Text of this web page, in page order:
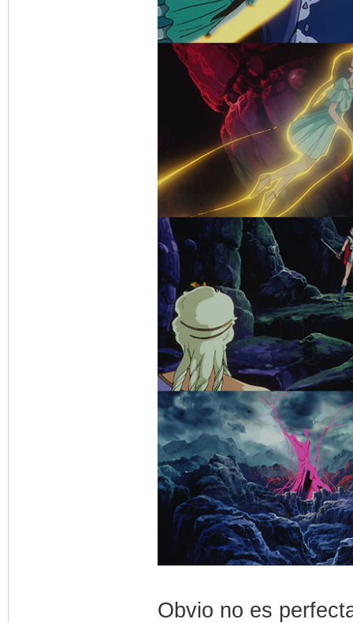
Obvio no es